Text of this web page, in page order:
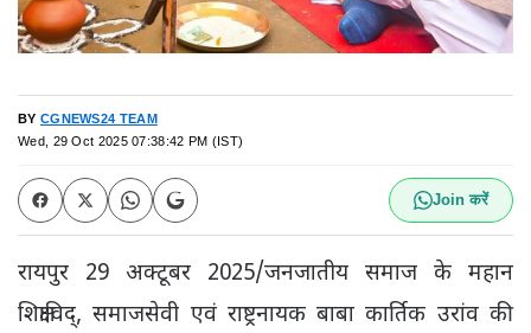
BY CGNEWS24 TEAM
Wed, 29 Oct 2025 07:38:42 PM (IST)
Join करें
रायपुर 29 अक्टूबर 2025/जनजातीय समाज के महान
शिक्षाविद्, समाजसेवी एवं राष्ट्रनायक बाबा कार्तिक उरांव की